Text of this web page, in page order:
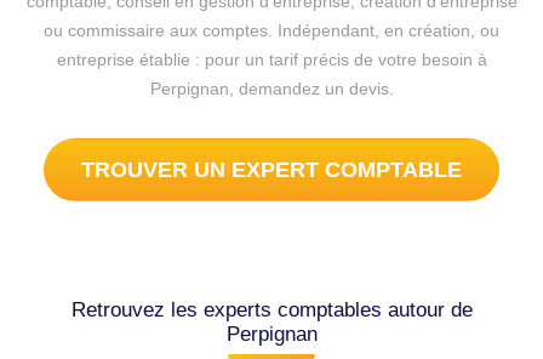
ou commissaire aux comptes. Indépendant, en création, ou
entreprise établie : pour un tarif précis de votre besoin à
Perpignan, demandez un devis.
TROUVER UN EXPERT COMPTABLE
Retrouvez les experts comptables autour de
Perpignan